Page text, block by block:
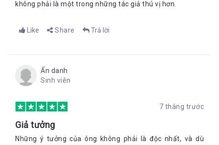
không phải là một trong những tác giả thú vị hơn.
Like Share Trả lời
Ẩn danh
Sinh viên
7 tháng trước
Giả tưởng
Những ý tưởng của ông không phải là độc nhất, và dù